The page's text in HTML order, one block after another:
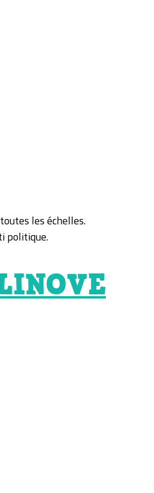
les échelles.
politique.